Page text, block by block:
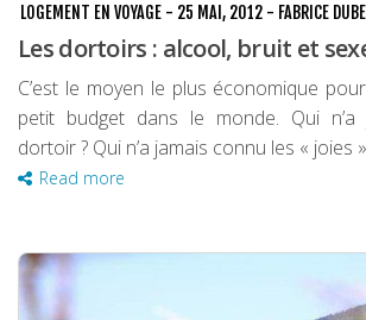
LOGEMENT EN VOYAGE - 25 MAI, 2012 - FABRICE
Les dortoirs : alcool, bruit et
C’est le moyen le plus économique
petit budget dans le monde. Qui
dortoir ? Qui n’a jamais connu les « joies
Read more